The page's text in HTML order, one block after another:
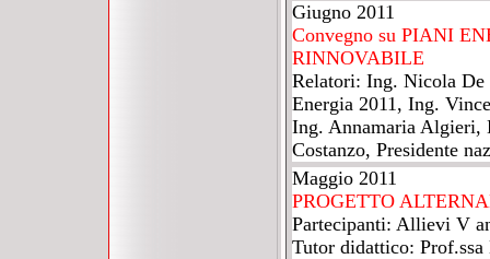
Giugno 2011
Convegno su PIANI
RINNOVABILE
Relatori: Ing. Nicola
Energia 2011, Ing.
Ing. Annamaria Algieri,
Costanzo, Presidente
Maggio 2011
PROGETTO
Partecipanti: Allievi V
Tutor didattico: